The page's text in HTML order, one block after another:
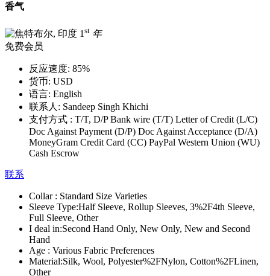
香气
1 st 年
免费会员
反应速度: 85%
货币: USD
语言: English
联系人: Sandeep Singh Khichi
支付方式 : T/T, D/P Bank wire (T/T) Letter of Credit (L/C)
Doc Against Payment (D/P) Doc Against Acceptance (D/A)
MoneyGram Credit Card (CC) PayPal Western Union (WU)
Cash Escrow
联系
Collar : Standard Size Varieties
Sleeve Type:Half Sleeve, Rollup Sleeves, 3%2F4th Sleeve,
Full Sleeve, Other
I deal in:Second Hand Only, New Only, New and Second
Hand
Age : Various Fabric Preferences
Material:Silk, Wool, Polyester%2FNylon, Cotton%2FLinen,
Other